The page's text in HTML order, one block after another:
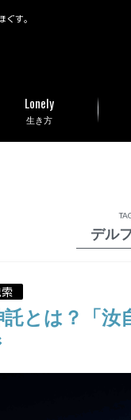
ぐす。
生き方
Lonely
デル
とは？「汝